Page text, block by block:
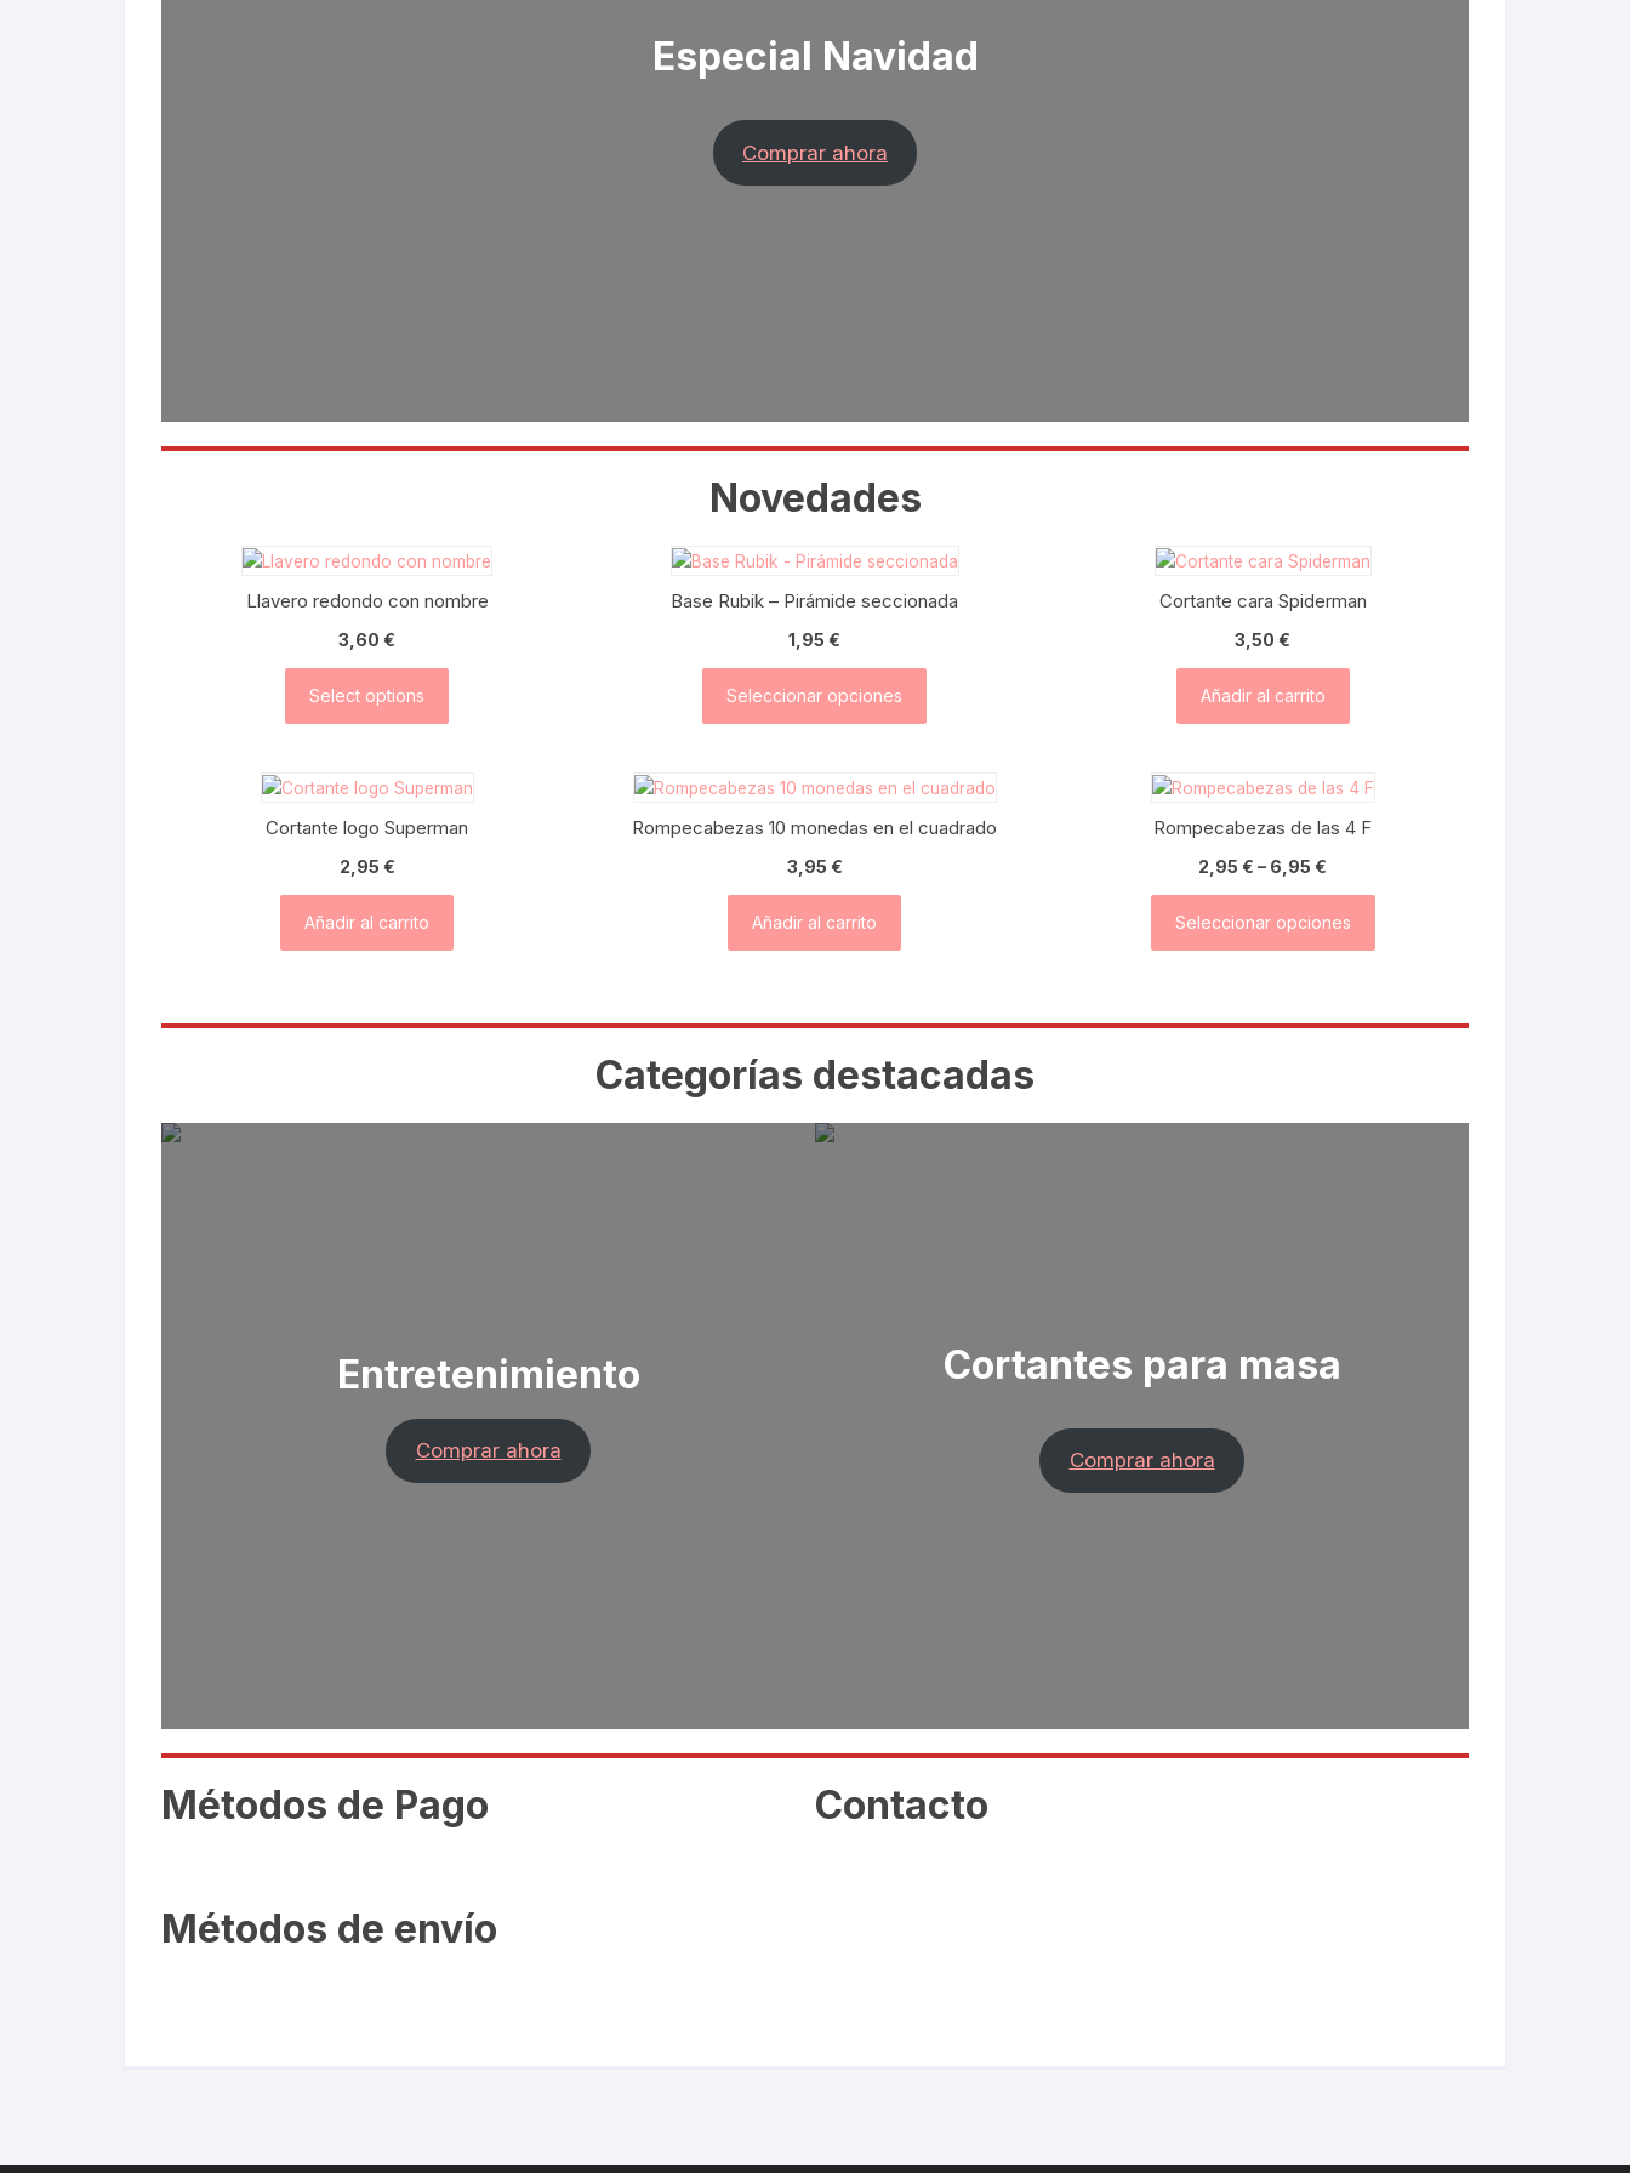
Especial Navidad
Comprar ahora
Novedades
Llavero redondo con nombre
3,60€
Select options
Base Rubik – Pirámide seccionada
1,95€
Seleccionar opciones
Cortante cara Spiderman
3,50€
Añadir al carrito
Cortante logo Superman
2,95 €
Añadir al carrito
Rompecabezas 10 monedas en el cuadrado
3,95 €
Añadir al carrito
Rompecabezas de las 4 F
2,95€ – 6,95€
de
precios:
desde
Seleccionar opciones
Categorías destacadas
Entretenimiento
Comprar ahora
Cortantes para masa
Comprar ahora
Métodos de Pago
Métodos de envío
Contacto